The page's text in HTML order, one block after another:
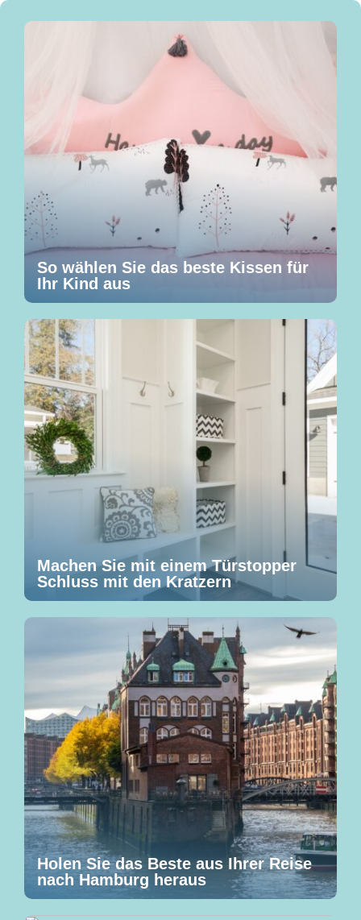
So wählen Sie das beste Kissen für
Ihr Kind aus
Machen Sie mit einem Türstopper
Schluss mit den Kratzern
Holen Sie das Beste aus Ihrer Reise
nach Hamburg heraus